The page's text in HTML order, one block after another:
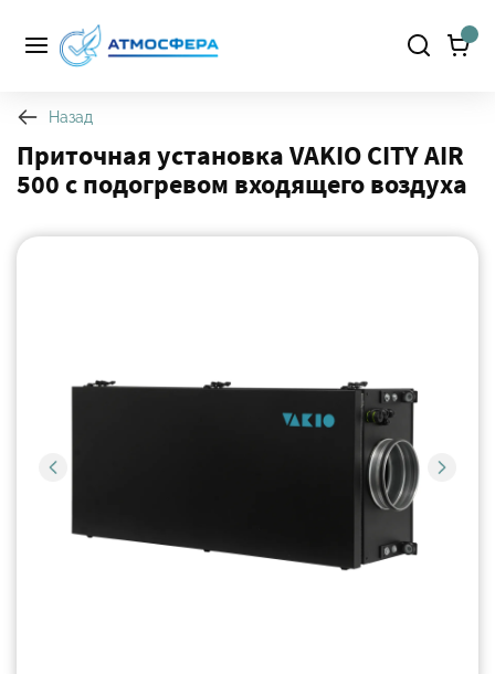
Назад
Приточная установка VAKIO CITY AIR
500 с подогревом входящего воздуха